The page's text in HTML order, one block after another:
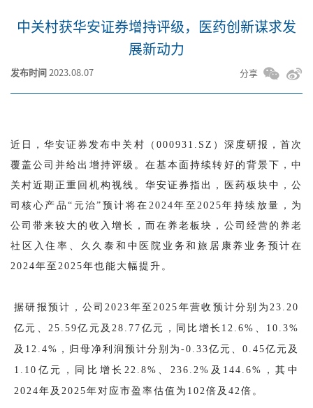
中关村获华安证券增持评级，医药创新谋求发
展新动力
发布时间 2023.08.07 分享
近日，华安证券发布中关村（000931.SZ）深度研报，首次
覆盖公司并给出增持评级。在基本面持续转好的背景下，中
关村近期正重回机构视线。华安证券指出，医药板块中，公
司核心产品“元治”预计将在2024年至2025年持续放量，为
公司带来较大的收入增长，而在养老板块，公司经营的养老
社区入住率、久久泰和中医院业务和旅居康养业务预计在
2024年至2025年也能大幅提升。
据研报预计，公司2023年至2025年营收预计分别为23.20
亿元、25.59亿元及28.77亿元，同比增长12.6%、10.3%
及12.4%，归母净利润预计分别为-0.33亿元、0.45亿元及
1.10亿元，同比增长22.8%、236.2%及144.6%，其中
2024年及2025年对应市盈率估值为102倍及42倍。